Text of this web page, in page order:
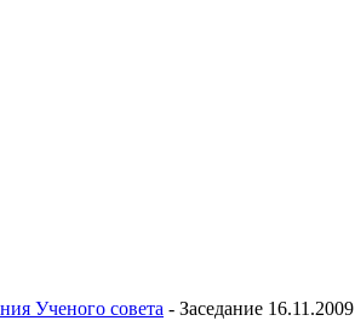
Ученого совета - Заседание 16.11.2009